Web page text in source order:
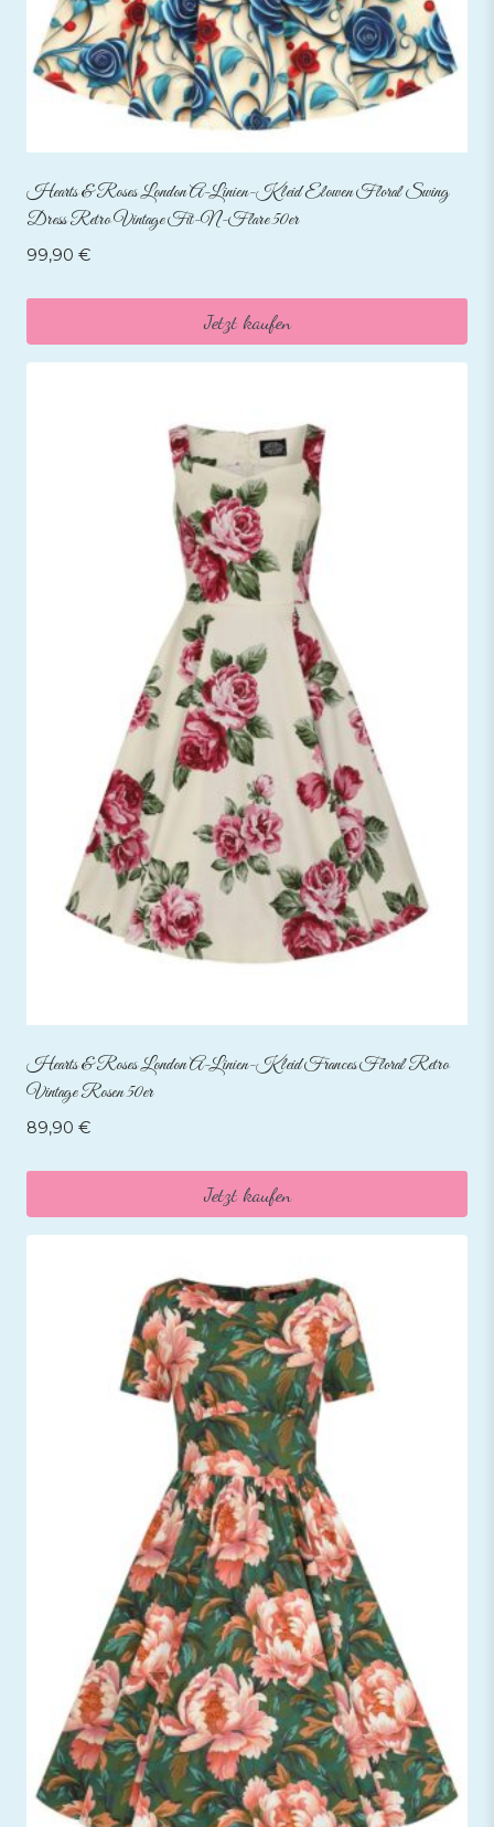
Hearts & Roses London A-Linien-Kleid Elowen Floral Swing
Dress Retro Vintage Fit-N-Flare 50er
99,90 €
Jetzt kaufen
Hearts & Roses London A-Linien-Kleid Frances Floral Retro
Vintage Rosen 50er
89,90 €
Jetzt kaufen